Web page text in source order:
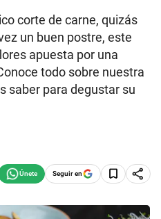
corte de carne, quizás
un buen postre, este
apuesta por una
todo sobre nuestra
saber para degustar su
Seguir en